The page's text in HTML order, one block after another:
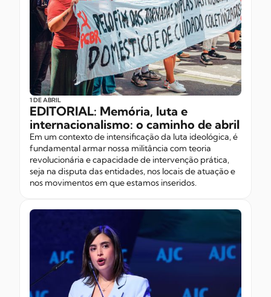
1 DE ABRIL
EDITORIAL: Memória, luta e
internacionalismo: o caminho de abril
Em um contexto de intensificação da luta ideológica, é
fundamental armar nossa militância com teoria
revolucionária e capacidade de intervenção prática,
seja na disputa das entidades, nos locais de atuação e
nos movimentos em que estamos inseridos.